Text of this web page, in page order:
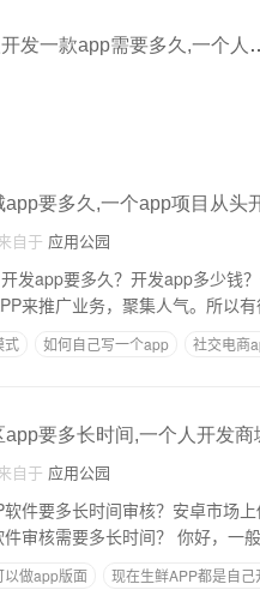
一个人开发一款app
要多久,一个app项目从头
自于 应用公园
发app要多久？开发app多少钱
来推广业务，聚集人气。所以
式 如何自己写一个app 社交电商
要多长时间,一个人开发商
自于 应用公园
件要多长时间审核？安卓市场上
市场上传的APP软
以做app版面 现在生鲜APP都是自己